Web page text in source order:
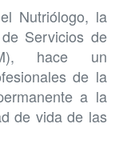
Nutriólogo, la
Servicios de
hace un
de la
a la
de vida de las